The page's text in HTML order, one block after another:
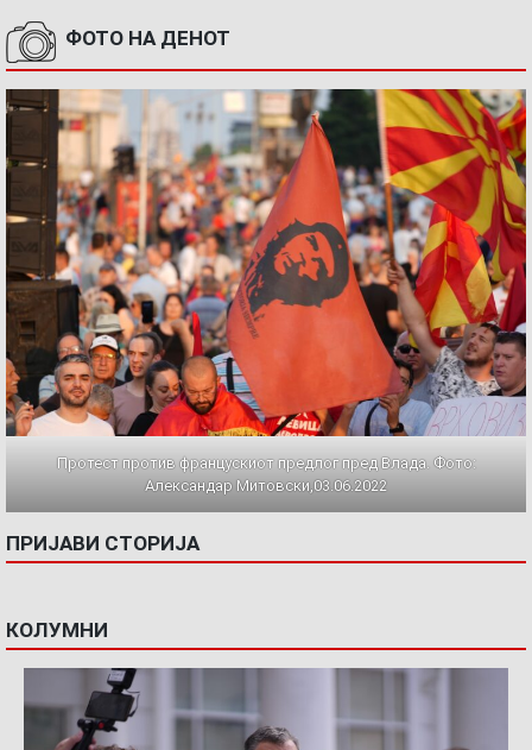
ФОТО НА ДЕНОТ
Протест против францускиот предлог пред Влада. Фото:
Александар Митовски,03.06.2022
ПРИЈАВИ СТОРИЈА
КОЛУМНИ